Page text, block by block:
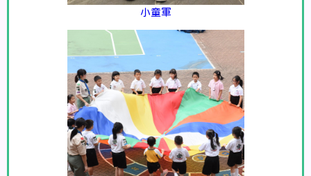
小童軍